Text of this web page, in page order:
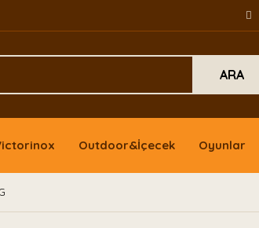
ARA
Outdoor&İçecek Oyunlar